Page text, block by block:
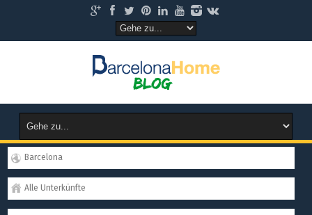
Barcelona
Alle Unterkünfte